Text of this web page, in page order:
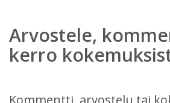
Arvostele,
kerro
Kommentti, arvostelu tai